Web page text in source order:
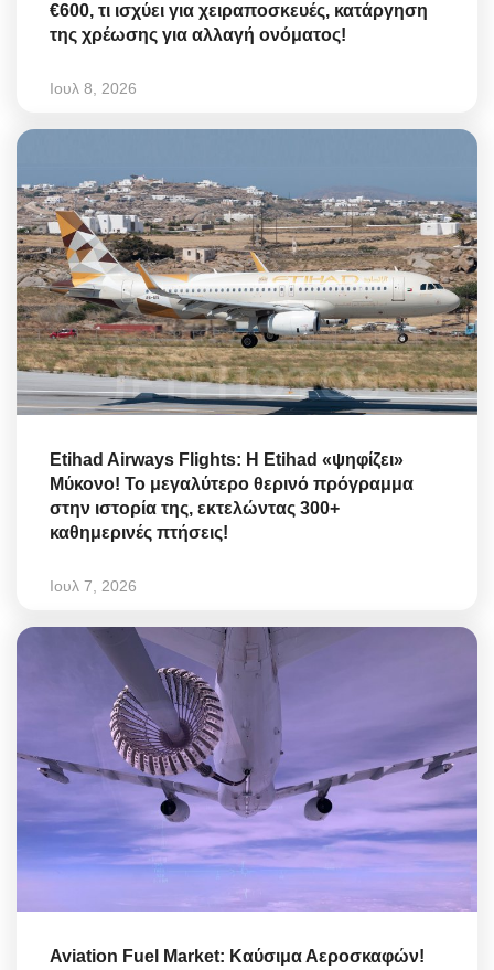
€600, τι ισχύει για χειραποσκευές, κατάργηση
της χρέωσης για αλλαγή ονόματος!
Ιουλ 8, 2026
Etihad Airways Flights: Η Etihad «ψηφίζει»
Μύκονο! Το μεγαλύτερο θερινό πρόγραμμα
στην ιστορία της, εκτελώντας 300+
καθημερινές πτήσεις!
Ιουλ 7, 2026
Aviation Fuel Market: Καύσιμα Αεροσκαφών!